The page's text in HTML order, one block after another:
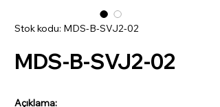
Stok kodu: MDS-B-SVJ2-02
MDS-B-SVJ2-02
Açıklama: